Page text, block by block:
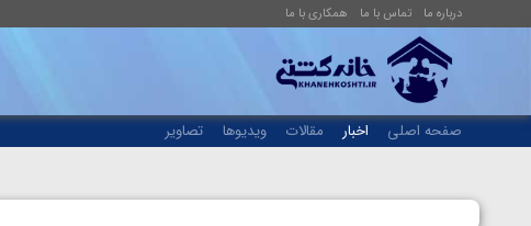
درباره ما تماس با ما همکاری با ما
صفحه اصلی اخبار مقالات ویدیوها تصاویر